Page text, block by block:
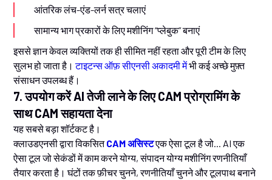
आंतरिक लंच-एंड-लर्न सत्र चलाएं
सामान्य भाग प्रकारों के लिए मशीनिंग “प्लेबुक” बनाएं
इससे ज्ञान केवल व्यक्तियों तक ही सीमित नहीं रहता और पूरी टीम के लिए
सुलभ हो जाता है।टाइटन्स ऑफ़ सीएनसी अकादमी मेंभी कई अच्छे मुफ़्त
संसाधन उपलब्ध हैं।
7. उपयोग करें AI तेजी लाने के लिए CAM प्रोग्रामिंग के
साथ CAM सहायता देना
यह सबसे बड़ा शॉर्टकट है।
क्लाउडएनसी द्वारा विकसितCAM असिस्टएक ऐसा टूल है जो... AI एक
ऐसा टूल जो सेकंडों में काम करने योग्य, संपादन योग्य मशीनिंग रणनीतियाँ
तैयार करता है। घंटों तक फ़ीचर चुनने, रणनीतियाँ चुनने और टूलपाथ बनाने